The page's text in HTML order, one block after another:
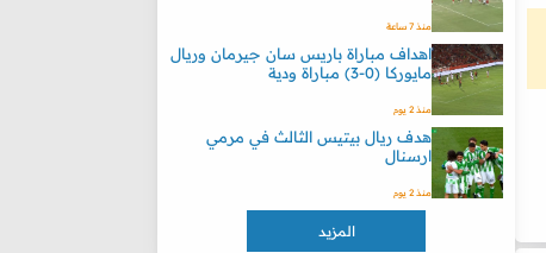
منذ 7 ساعة
اهداف مباراة باريس سان جيرمان وريال
مايوركا (0-3) مباراة ودية
منذ 2 يوم
هدف ريال بيتيس الثالث في مرمي
ارسنال
منذ 2 يوم
المزيد